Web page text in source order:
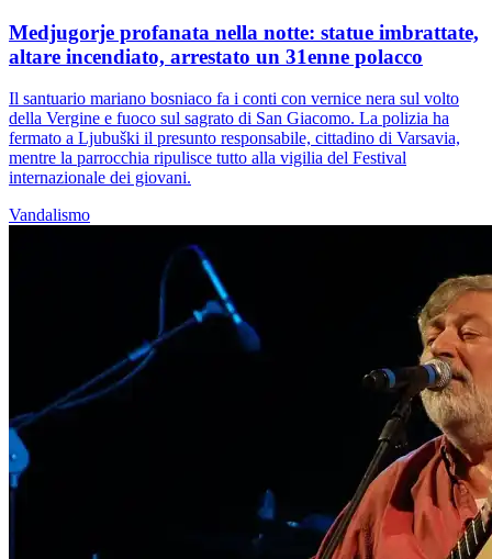
Medjugorje profanata nella notte: statue imbrattate,
altare incendiato, arrestato un 31enne polacco
Il santuario mariano bosniaco fa i conti con vernice nera sul volto
della Vergine e fuoco sul sagrato di San Giacomo. La polizia ha
fermato a Ljubuški il presunto responsabile, cittadino di Varsavia,
mentre la parrocchia ripulisce tutto alla vigilia del Festival
internazionale dei giovani.
Vandalismo